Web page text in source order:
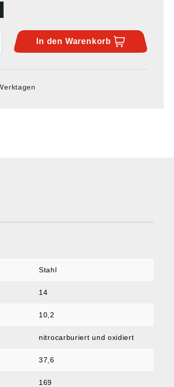
In den Warenkorb
Stahl
14
10,2
nitrocarburiert und oxidiert
37,6
169